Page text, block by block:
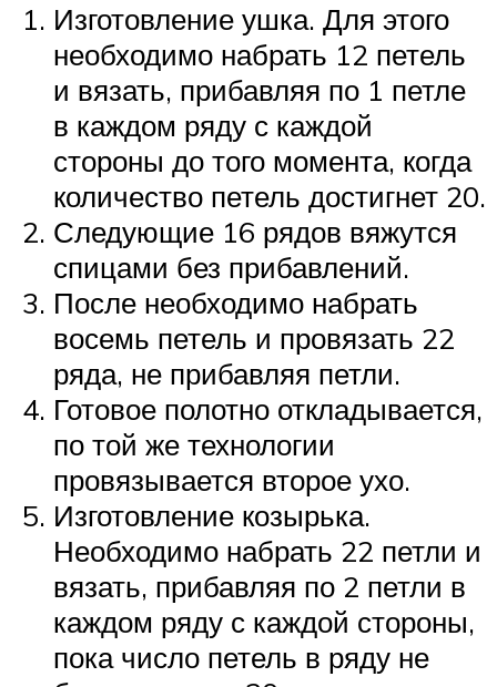
Изготовление ушка. Для этого
необходимо набрать 12 петель
и вязать, прибавляя по 1 петле
в каждом ряду с каждой
стороны до того момента, когда
количество петель достигнет 20.
Следующие 16 рядов вяжутся
спицами без прибавлений.
После необходимо набрать
восемь петель и провязать 22
ряда, не прибавляя петли.
Готовое полотно откладывается,
по той же технологии
провязывается второе ухо.
Изготовление козырька.
Необходимо набрать 22 петли и
вязать, прибавляя по 2 петли в
каждом ряду с каждой стороны,
пока число петель в ряду не